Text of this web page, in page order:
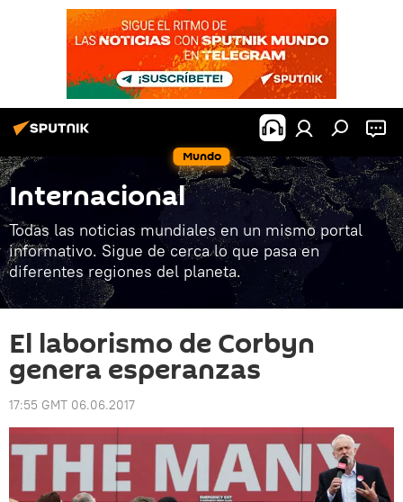
Mundo
Internacional
Todas las noticias mundiales en un mismo portal
informativo. Sigue de cerca lo que pasa en
diferentes regiones del planeta.
El laborismo de Corbyn
genera esperanzas
17:55 GMT 06.06.2017